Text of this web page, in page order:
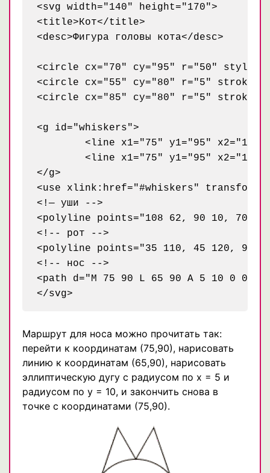
<svg width="140" height="170">
<title>Кот</title>
<desc>Фигура головы кота</desc>
<circle cx="70" cy="95" r="50"
<circle cx="55" cy="80" r="5"
<circle cx="85" cy="80" r="5"
<g id="whiskers">
</g>
<use xlink:href="#whiskers"
<!— уши -->
<polyline points="108 62, 90 10, 70
<!-- рот -->
<polyline points="35 110, 45 120,
<!-- нос -->
<path d="M 75 90 L 65 90 A 5 10 0
Маршрут для носа можно прочитать так:
перейти к координатам (75,90), нарисовать
линию к координатам (65,90), нарисовать
эллиптическую дугу с радиусом по х = 5 и
радиусом по у = 10, и закончить снова в
точке с координатами (75,90).